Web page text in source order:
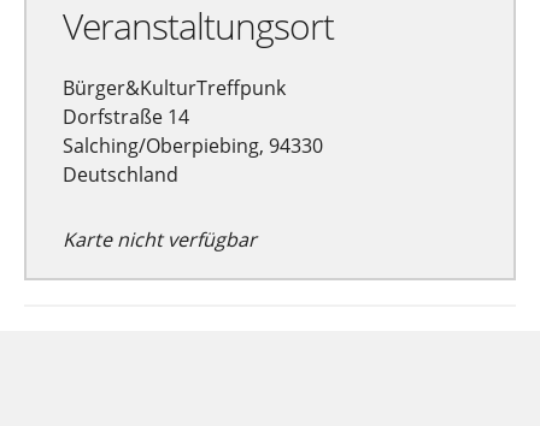
Veranstaltungsort
Bürger&KulturTreffpunk
Dorfstraße 14
Salching/Oberpiebing, 94330
Deutschland
Karte nicht verfügbar